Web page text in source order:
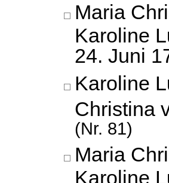
Maria
Karoline
24. Juni
Karoline
Christina
(Nr. 81)
Maria
Karoline